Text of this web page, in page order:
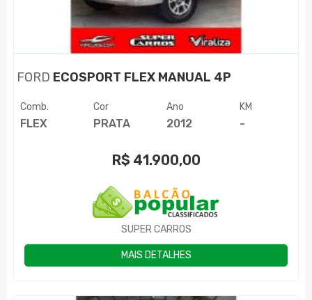
FORD ECOSPORT FLEX MANUAL 4P
Comb.
FLEX
Cor
PRATA
Ano
2012
KM
-
R$ 41.900,00
SUPER CARROS
MAIS DETALHES